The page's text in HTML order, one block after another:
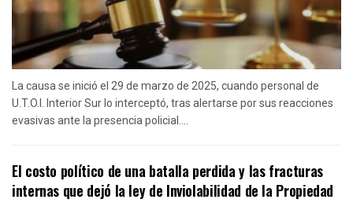
La causa se inició el 29 de marzo de 2025, cuando personal de
U.T.O.I. Interior Sur lo interceptó, tras alertarse por sus reacciones
evasivas ante la presencia policial....
El costo político de una batalla perdida y las fracturas
internas que dejó la ley de Inviolabilidad de la Propiedad